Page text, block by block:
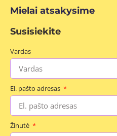
Mielai atsakysime
Susisiekite
Vardas
El. pašto adresas
Žinutė